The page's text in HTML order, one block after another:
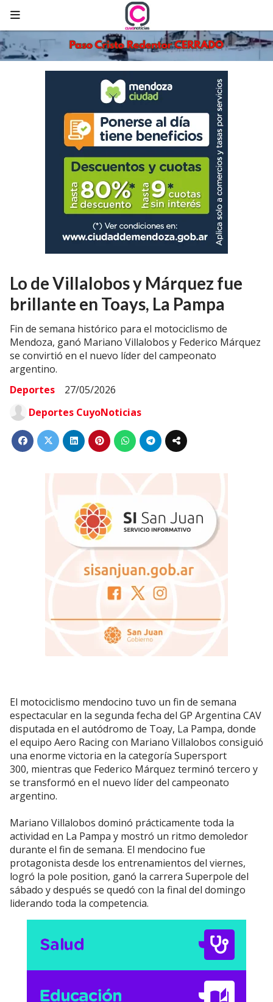
Lo de Villalobos y Márquez fue
brillante en Toays, La Pampa
Fin de semana histórico para el motociclismo de
Mendoza, ganó Mariano Villalobos y Federico Márquez
se convirtió en el nuevo líder del campeonato
argentino.
Deportes
27/05/2026
Deportes CuyoNoticias
El motociclismo mendocino tuvo un fin de semana
espectacular en la segunda fecha del GP Argentina CAV
disputada en el autódromo de Toay, La Pampa, donde
el equipo Aero Racing con Mariano Villalobos consiguió
una enorme victoria en la categoría Supersport
300, mientras que Federico Márquez terminó tercero y
se transformó en el nuevo líder del campeonato
argentino.
Mariano Villalobos dominó prácticamente toda la
actividad en La Pampa y mostró un ritmo demoledor
durante el fin de semana. El mendocino fue
protagonista desde los entrenamientos del viernes,
logró la pole position, ganó la carrera Superpole del
sábado y después se quedó con la final del domingo
liderando toda la competencia.